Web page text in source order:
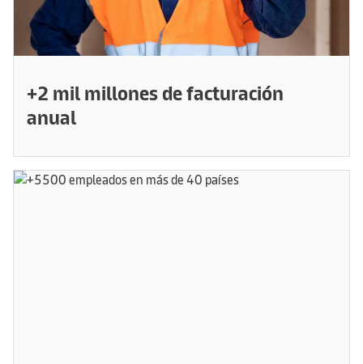
+2 mil millones de facturación
anual